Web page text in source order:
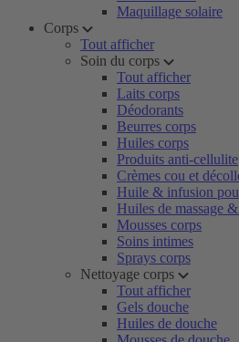
Maquillage solaire
Corps
Tout afficher
Soin du corps
Tout afficher
Laits corps
Déodorants
Beurres corps
Huiles corps
Produits anti-cellulite
Crèmes cou et
Huile & infusion
Huiles de massage
Mousses corps
Soins intimes
Sprays corps
Nettoyage corps
Tout afficher
Gels douche
Huiles de douche